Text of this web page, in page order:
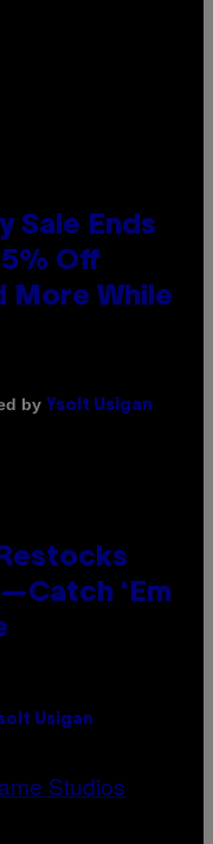
Sale Ends
Off
More While
by Ysolt Usigan
‘Em
Usigan